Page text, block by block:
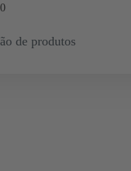
0
de produtos